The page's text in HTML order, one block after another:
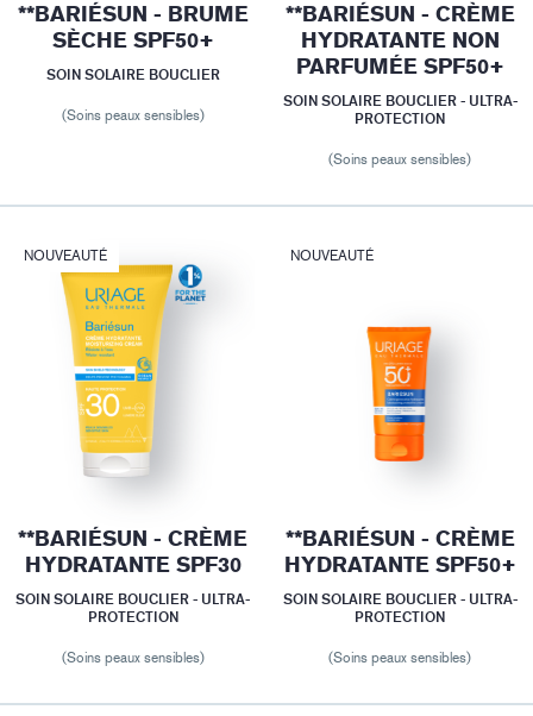
**BARIÉSUN - BRUME
SÈCHE SPF50+
SOIN SOLAIRE BOUCLIER
(Soins peaux sensibles)
**BARIÉSUN - CRÈME
HYDRATANTE NON
PARFUMÉE SPF50+
SOIN SOLAIRE BOUCLIER - ULTRA-
PROTECTION
(Soins peaux sensibles)
NOUVEAUTÉ
**BARIÉSUN - CRÈME
HYDRATANTE SPF30
SOIN SOLAIRE BOUCLIER - ULTRA-
PROTECTION
(Soins peaux sensibles)
NOUVEAUTÉ
**BARIÉSUN - CRÈME
HYDRATANTE SPF50+
SOIN SOLAIRE BOUCLIER - ULTRA-
PROTECTION
(Soins peaux sensibles)